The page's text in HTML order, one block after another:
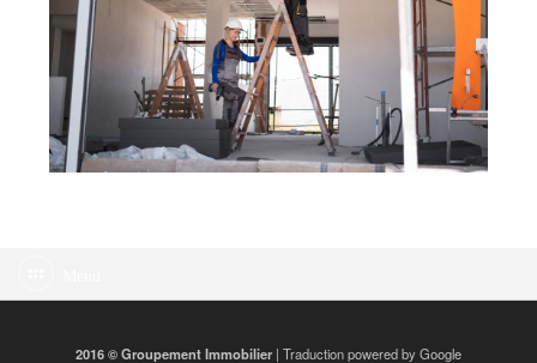
2016 © Groupement Immobilier | Traduction powered by Google